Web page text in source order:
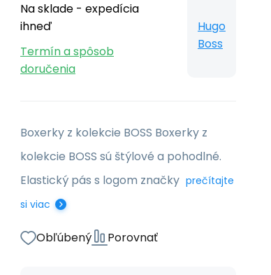
Na sklade - expedícia
ihneď
Termín a spôsob
doručenia
Hugo
Boss
Boxerky z kolekcie BOSS Boxerky z
kolekcie BOSS sú štýlové a pohodlné.
Elastický pás s logom značky prečítajte
si viac
Obľúbený Porovnať